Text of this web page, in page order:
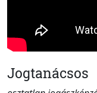
Jogtanácsos